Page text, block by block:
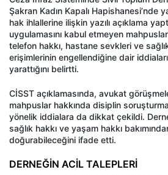
Şakran Kadın Kapalı Hapishanesi’nde
hak ihlallerine ilişkin yazılı açıklama
uygulamasını kabul etmeyen
telefon hakkı, hastane sevkleri ve
erişimlerinin engellendiğine dair
yarattığını belirtti.
CİSST açıklamasında, avukat
mahpuslar hakkında disiplin
yönelik iddialara da dikkat çekildi.
sağlık hakkı ve yaşam hakkı
doğurabileceğini ifade etti.
DERNEĞİN ACİL TALEPLERİ